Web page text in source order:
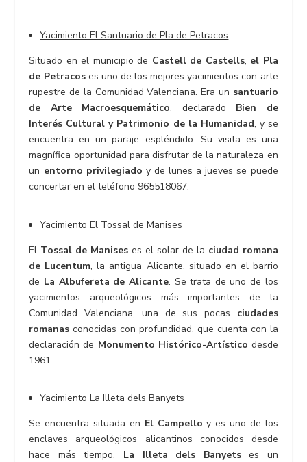
Yacimiento El Santuario de Pla de Petracos
Situado en el municipio de Castell de Castells, el Pla
de Petracoses uno de los mejores yacimientos con arte
rupestre de la Comunidad Valenciana. Era un santuario
de Arte Macroesquemático, declarado Bien de
Interés Cultural y Patrimonio de la Humanidad, y se
encuentra en un paraje espléndido. Su visita es una
magnífica oportunidad para disfrutar de la naturaleza en
un entorno privilegiado y de lunes a jueves se puede
concertar en el teléfono 965518067.
Yacimiento El Tossal de Manises
El Tossal de Manises es el solar de la ciudad romana
de Lucentum, la antigua Alicante, situado en el barrio
de La Albufereta de Alicante. Se trata de uno de los
yacimientos arqueológicos más importantes de la
Comunidad Valenciana, una de sus pocas ciudades
romanas conocidas con profundidad, que cuenta con la
declaración de Monumento Histórico-Artístico desde
1961.
Yacimiento La Illeta dels Banyets
Se encuentra situada en El Campello y es uno de los
enclaves arqueológicos alicantinos conocidos desde
hace más tiempo. La Illeta dels Banyetses un